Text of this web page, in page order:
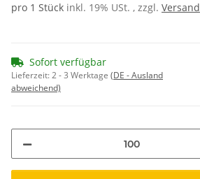
pro 1 Stück inkl. 19% USt. , zzgl. Versand
Sofort verfügbar
Lieferzeit:2 - 3 Werktage (DE - Ausland
abweichend)